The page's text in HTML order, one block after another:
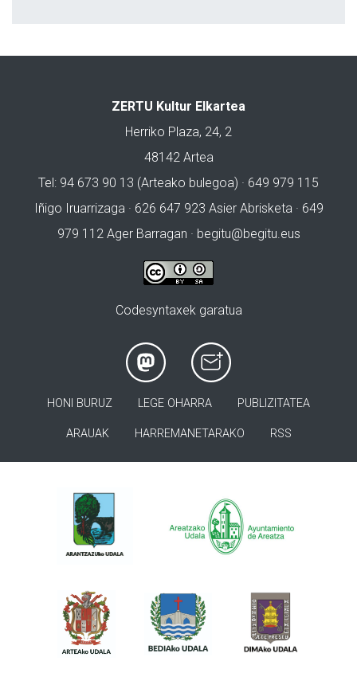
ZERTU Kultur Elkartea
Herriko Plaza, 24, 2
48142 Artea
Tel: 94 673 90 13 (Arteako bulegoa) · 649 979 115
Iñigo Iruarrizaga · 626 647 923 Asier Abrisketa · 649
979 112 Ager Barragan · begitu@begitu.eus
Codesyntaxek garatua
HONI BURUZ LEGE OHARRA PUBLIZITATEA
ARAUAK HARREMANETARAKO RSS